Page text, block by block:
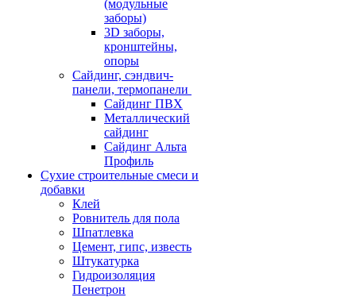
(модульные
заборы)
3D заборы,
кронштейны,
опоры
Cайдинг, сэндвич-
панели, термопанели
Сайдинг ПВХ
Металлический
сайдинг
Сайдинг Альта
Профиль
Сухие строительные смеси и
добавки
Клей
Ровнитель для пола
Шпатлевка
Цемент, гипс, известь
Штукатурка
Гидроизоляция
Пенетрон